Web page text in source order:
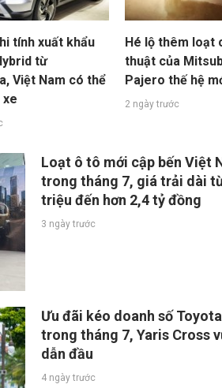
tính xuất khẩu
từ
Việt Nam có thể
xe
Hé lộ thêm loạt
thuật của
Pajero thế hệ
2 ngày trước
Loạt ô tô mới cập bến Việt
trong tháng 7, giá trải dài
triệu đến hơn 2,4 tỷ đồng
3 ngày trước
Ưu đãi kéo doanh số
trong tháng 7, Yaris Cross
dẫn đầu
4 ngày trước